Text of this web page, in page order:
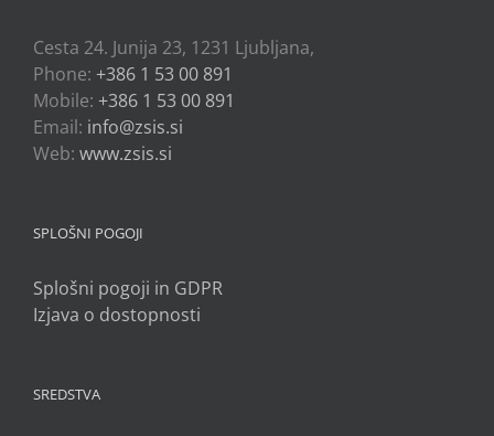
Cesta 24. Junija 23, 1231 Ljubljana,
Phone: +386 1 53 00 891
Mobile: +386 1 53 00 891
Email: info@zsis.si
Web: www.zsis.si
SPLOŠNI POGOJI
Splošni pogoji in GDPR
Izjava o dostopnosti
SREDSTVA